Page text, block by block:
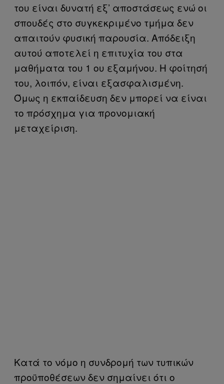
του είναι δυνατή εξ’ αποστάσεως ενώ οι
σπουδές στο συγκεκριμένο τμήμα δεν
απαιτούν φυσική παρουσία. Απόδειξη
αυτού αποτελεί η επιτυχία του στα
μαθήματα του 1 ου εξαμήνου. Η φοίτησή
του, λοιπόν, είναι εξασφαλισμένη.
Όμως η εκπαίδευση δεν μπορεί να είναι
το πρόσχημα για προνομιακή
μεταχείριση.
Κατά το νόμο η συνδρομή των τυπικών
προϋποθέσεων δεν σημαίνει ότι ο